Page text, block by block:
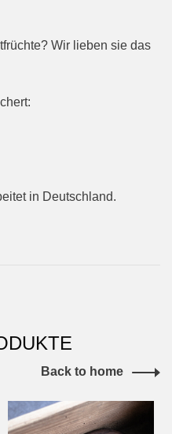
Wir lieben sie das
in Deutschland.
Back to home